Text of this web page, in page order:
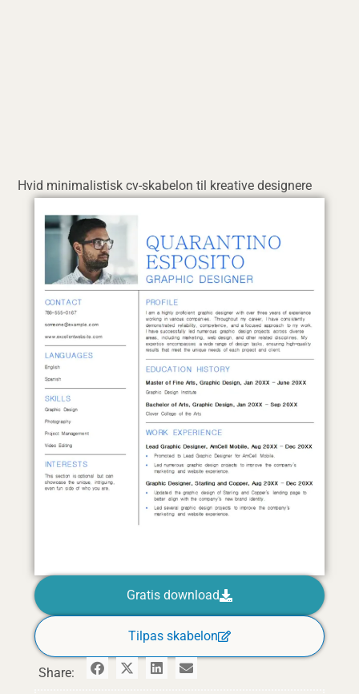
Hvid minimalistisk cv-skabelon til kreative designere
Gratis download
Tilpas skabelon
Share: